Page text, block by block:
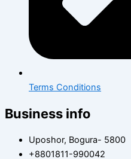
Terms Conditions
Business info
Uposhor, Bogura- 5800
+8801811-990042